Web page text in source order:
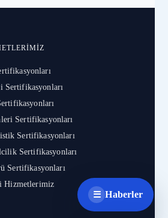
Sertifikasyonları
Sertifikasyonları
Sertifikasyonları
Sertifikasyonları
Sertifikasyonları
Hizmetlerimiz
☰ Haberler